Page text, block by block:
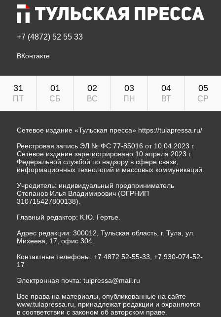
+7 (4872) 52 55 33
ВКонтакте
31
ПТ
01
СБ
02
ВС
03
ПН
04
ВТ
05
СР
Сетевое издание «Тульская пресса» https://tulapressa.ru/
Реестровая запись ЭЛ № ФС 77-85016 от 10.04.2023 г.
Сетевое издание зарегистрировано 10 апреля 2023 г.
Федеральной службой по надзору в сфере связи,
информационных технологий и массовых коммуникаций.
Учредитель: индивидуальный предприниматель
Степанов Илья Владимирович (ОГРНИП
310715427800138).
Главный редактор: К.Ю. Гертье.
Адрес редакции: 300012, Тульская область, г. Тула, ул.
Михеева, 17, офис 304.
Контактные телефоны: +7 4872 52-55-33, +7 930-074-52-
17
Электронная почта: tulpressa@mail.ru
Все права на материалы, опубликованные на сайте
www.tulapressa.ru, принадлежат редакции и охраняются
в соответствии с законом об авторском праве.